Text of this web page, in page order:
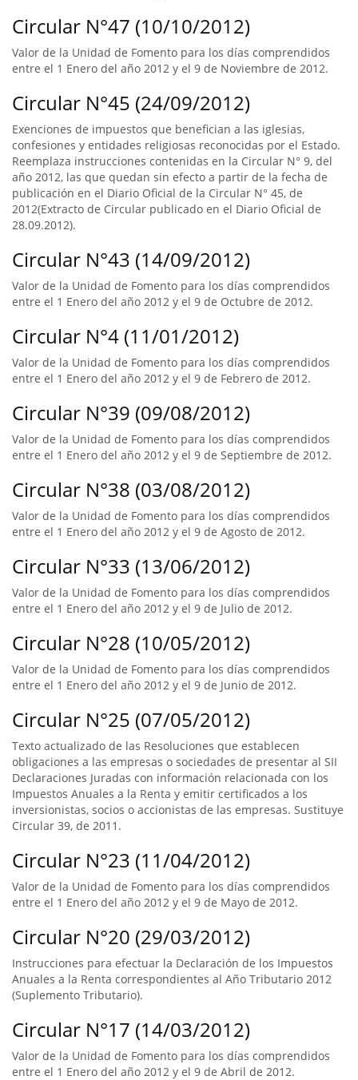
Circular N°47 (10/10/2012)
Valor de la Unidad de Fomento para los días comprendidos
entre el 1 Enero del año 2012 y el 9 de Noviembre de 2012.
Circular N°45 (24/09/2012)
Exenciones de impuestos que benefician a las iglesias,
confesiones y entidades religiosas reconocidas por el Estado.
Reemplaza instrucciones contenidas en la Circular N° 9, del
año 2012, las que quedan sin efecto a partir de la fecha de
publicación en el Diario Oficial de la Circular N° 45, de
2012(Extracto de Circular publicado en el Diario Oficial de
28.09.2012).
Circular N°43 (14/09/2012)
Valor de la Unidad de Fomento para los días comprendidos
entre el 1 Enero del año 2012 y el 9 de Octubre de 2012.
Circular N°4 (11/01/2012)
Valor de la Unidad de Fomento para los días comprendidos
entre el 1 Enero del año 2012 y el 9 de Febrero de 2012.
Circular N°39 (09/08/2012)
Valor de la Unidad de Fomento para los días comprendidos
entre el 1 Enero del año 2012 y el 9 de Septiembre de 2012.
Circular N°38 (03/08/2012)
Valor de la Unidad de Fomento para los días comprendidos
entre el 1 Enero del año 2012 y el 9 de Agosto de 2012.
Circular N°33 (13/06/2012)
Valor de la Unidad de Fomento para los días comprendidos
entre el 1 Enero del año 2012 y el 9 de Julio de 2012.
Circular N°28 (10/05/2012)
Valor de la Unidad de Fomento para los días comprendidos
entre el 1 Enero del año 2012 y el 9 de Junio de 2012.
Circular N°25 (07/05/2012)
Texto actualizado de las Resoluciones que establecen
obligaciones a las empresas o sociedades de presentar al SII
Declaraciones Juradas con información relacionada con los
Impuestos Anuales a la Renta y emitir certificados a los
inversionistas, socios o accionistas de las empresas. Sustituye
Circular 39, de 2011.
Circular N°23 (11/04/2012)
Valor de la Unidad de Fomento para los días comprendidos
entre el 1 Enero del año 2012 y el 9 de Mayo de 2012.
Circular N°20 (29/03/2012)
Instrucciones para efectuar la Declaración de los Impuestos
Anuales a la Renta correspondientes al Año Tributario 2012
(Suplemento Tributario).
Circular N°17 (14/03/2012)
Valor de la Unidad de Fomento para los días comprendidos
entre el 1 Enero del año 2012 y el 9 de Abril de 2012.